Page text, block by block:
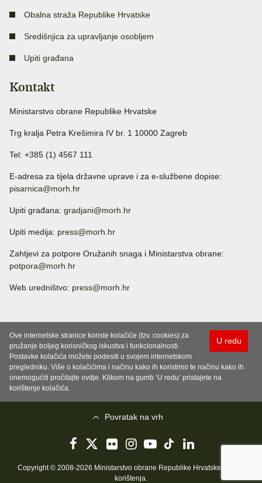
Obalna straža Republike Hrvatske
Središnjica za upravljanje osobljem
Upiti građana
Kontakt
Ministarstvo obrane Republike Hrvatske
Trg kralja Petra Krešimira IV br. 1 10000 Zagreb
Tel: +385 (1) 4567 111
E-adresa za tijela državne uprave i za e-službene dopise:
pisarnica@morh.hr
Upiti građana: gradjani@morh.hr
Upiti medija: press@morh.hr
Zahtjevi za potpore Oružanih snaga i Ministarstva obrane:
potpora@morh.hr
Web uredništvo: press@morh.hr
U redu
Ove internetske stranice koriste kolačiće (tzv. cookies) za
pružanje boljeg korisničkog iskustva i funkcionalnosti.
Postavke kolačića možete podesiti u svojem internetskom
pregledniku. Više o kolačićima i načinu kako ih koristimo te načinu kako ih
onemogućiti pročitajte ovdje. Klikom na gumb ‘U redu’ pristajete na
korištenje kolačića.
Povratak na vrh
Copyright © 2008-2026 Ministarstvo obrane Republike Hrvatske..
korištenja.